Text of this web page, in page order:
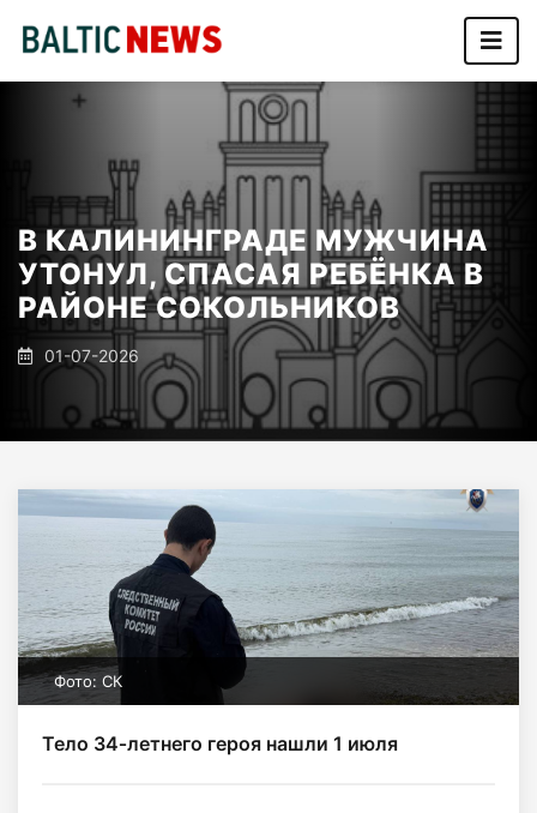
В КАЛИНИНГРАДЕ МУЖЧИНА
УТОНУЛ, СПАСАЯ РЕБЁНКА В
РАЙОНЕ СОКОЛЬНИКОВ
01-07-2026
Фото: СК
Тело 34‑летнего героя нашли 1 июля